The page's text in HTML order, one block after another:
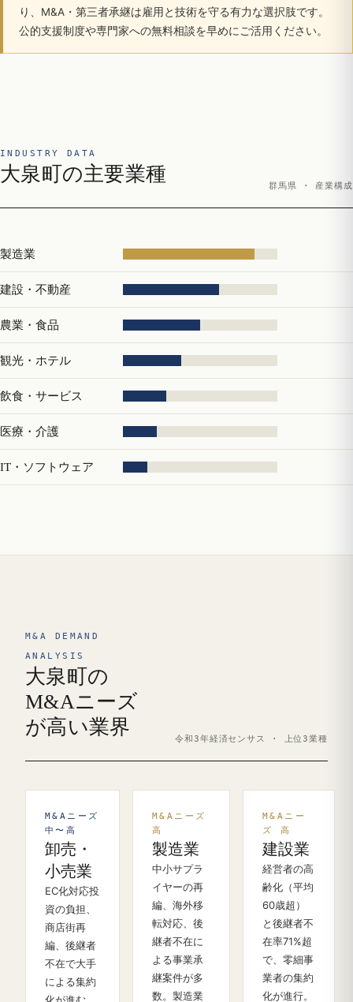
り、M&A・第三者承継は雇用と技術を守る有力な選択肢です。
公的支援制度や専門家への無料相談を早めにご活用ください。
INDUSTRY DATA
大泉町の主要業種
群馬県 · 産業構成
製造業
建設・不動産
農業・食品
観光・ホテル
飲食・サービス
医療・介護
IT・ソフトウェア
M&A DEMAND
ANALYSIS
大泉町の
M&Aニーズ
が高い業界
令和3年経済センサス · 上位3業種
M&Aニーズ
中〜高
卸売・
小売業
EC化対応投
資の負担、
商店街再
編、後継者
不在で大手
による集約
M&Aニーズ
高
製造業
中小サプラ
イヤーの再
編、海外移
転対応、後
継者不在に
よる事業承
継案件が多
数。製造業
M&Aニー
ズ 高
建設業
経営者の高
齢化（平均
60歳超）
と後継者不
在率71%超
で、零細事
業者の集約
化が進行。